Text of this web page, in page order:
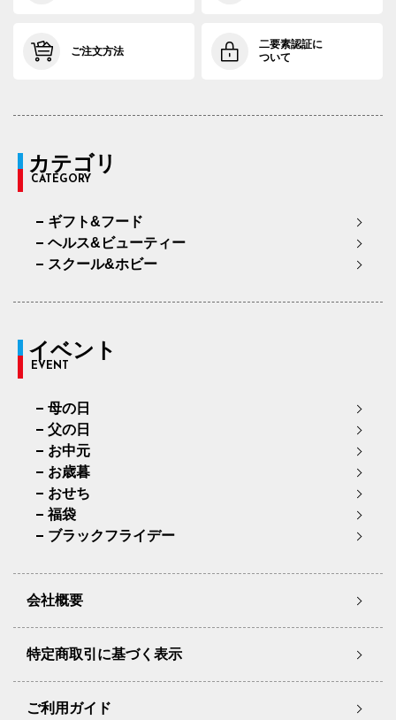
ご注文方法
二要素認証に
ついて
カテゴリ
CATEGORY
ギフト&フード
ヘルス&ビューティー
スクール&ホビー
イベント
EVENT
母の日
父の日
お中元
お歳暮
おせち
福袋
ブラックフライデー
会社概要
特定商取引に基づく表示
ご利用ガイド